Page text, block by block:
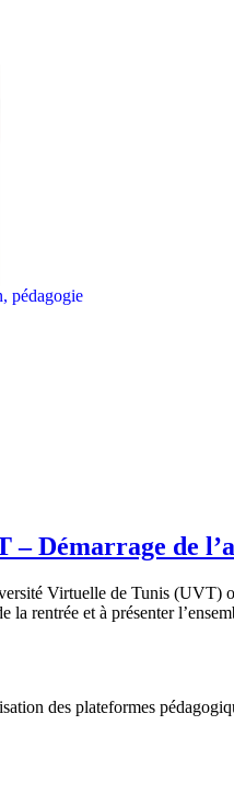
pédagogie
– Démarrage de
Virtuelle de Tunis
rentrée et à présenter
des plateformes